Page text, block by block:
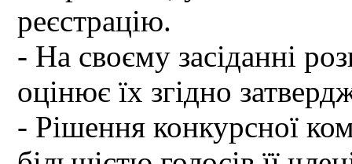
реєстрацію.
- На своєму засіданні
оцінює їх згідно
- Рішення конкурсної